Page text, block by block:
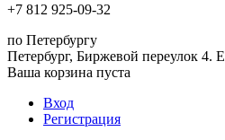
+7 812 925-09-32
по Петербургу
Петербург, Биржевой переулок 4.
Ваша корзина пуста
Вход
Регистрация